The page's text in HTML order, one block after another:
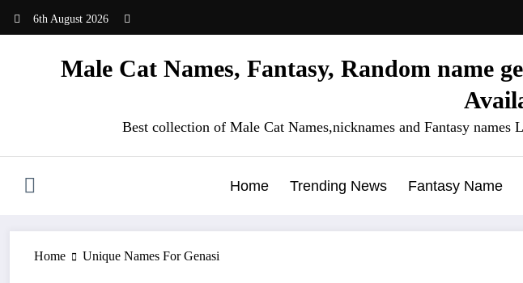
6th August 2026
Male Cat Names, Fantasy, Random name
Best collection of Male Cat Names,nicknames and Fantasy
Home Trending News Fantasy Name
Home Unique Names For Genasi